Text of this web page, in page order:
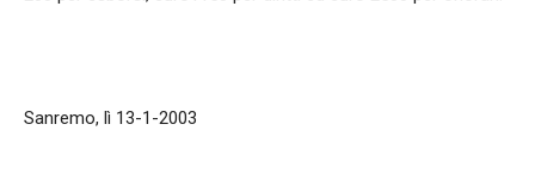
Sanremo, lì 13-1-2003